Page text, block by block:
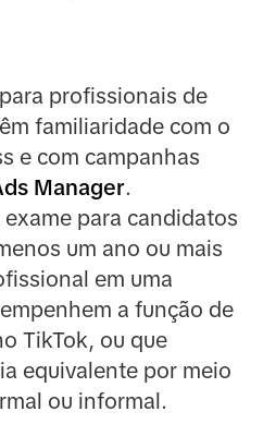
profissionais de
familiaridade com o
e com campanhas
Manager.
para candidatos
um ano ou mais
em uma
a função de
TikTok, ou que
equivalente por meio
ou informal.